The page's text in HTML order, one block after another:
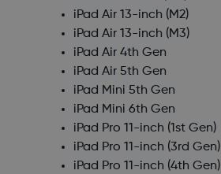
iPad Air 13-inch (M2)
iPad Air 13-inch (M3)
iPad Air 4th Gen
iPad Air 5th Gen
iPad Mini 5th Gen
iPad Mini 6th Gen
iPad Pro 11-inch (1st Gen)
iPad Pro 11-inch (3rd Gen)
iPad Pro 11-inch (4th Gen)